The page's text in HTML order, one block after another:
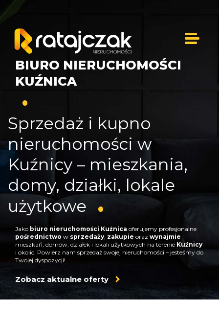
BIURO NIERUCHOMOŚCI
KUŹNICA
Sprzedaż i kupno
nieruchomości w
Kuźnicy – mieszkania,
domy, działki, lokale
użytkowe
Jako biuro nieruchomości Kuźnica oferujemy profesjonalne
pośrednictwo w sprzedaży, zakupie oraz wynajmie
mieszkań, domów, działek i lokali użytkowych na terenie Kuźnicy
i okolic. Powierz nam sprzedaż swojej nieruchomości – jesteśmy do
Twojej dyspozycji!
Zobacz aktualne oferty